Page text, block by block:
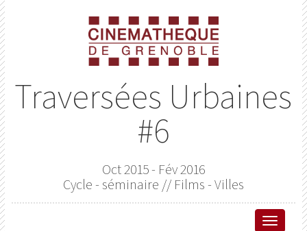
Traversées Urbaines
#6
Oct 2015 - Fév 2016
Cycle - séminaire // Films - Villes